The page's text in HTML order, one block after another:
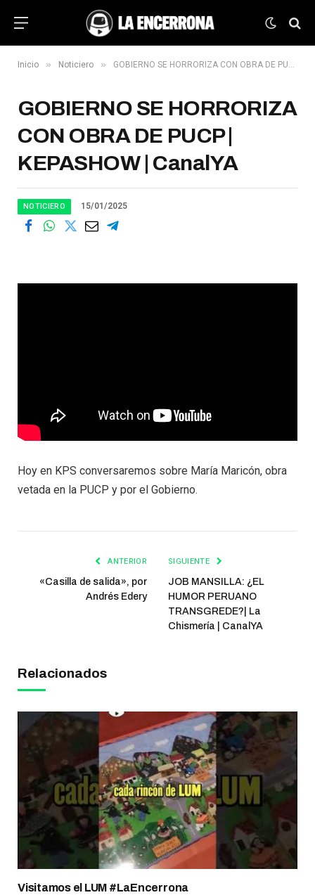
Inicio » Noticiero » GOBIERNO SE HORRORIZA CON OBRA DE PUCP | KEPASHOW | CanalYA
GOBIERNO SE HORRORIZA
CON OBRA DE PUCP |
KEPASHOW | CanalYA
NOTICIERO 15/01/2025
Hoy en KPS conversaremos sobre María Maricón, obra
vetada en la PUCP y por el Gobierno.
ANTERIOR
«Casilla de salida», por
Andrés Edery
SIGUIENTE
JOB MANSILLA: ¿EL
HUMOR PERUANO
TRANSGREDE?| La
Chismería | CanalYA
Relacionados
Visitamos el LUM #LaEncerrona